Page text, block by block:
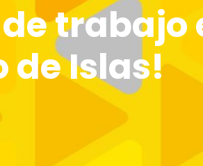
trabajo
de Islas!